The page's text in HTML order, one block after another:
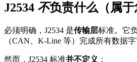
J2534 不负责什么（属于
必须明确，J2534 是传输层标准。它
（CAN、K-Line 等）完成所有数据字
然而，J2534 标准并不定义 ：